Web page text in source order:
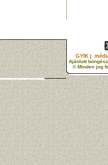
GYIK |
Ajánlott
© Minden jog